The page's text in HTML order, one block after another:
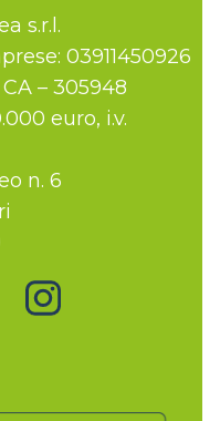
s.r.l.
03911450926
– 305948
euro, i.v.
n. 6